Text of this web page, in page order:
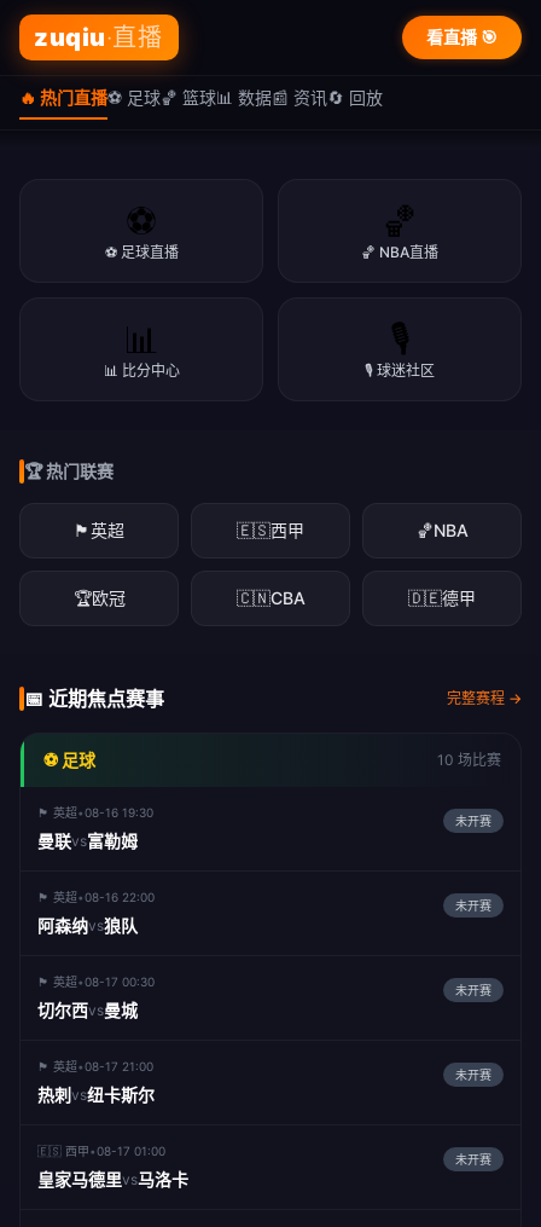
zuqiu·直播 看直播 🎯
🔥 热门直播⚽ 足球🏀 篮球📊 数据📰 资讯 🔄 回放
立即看直播
🏀 篮球盛宴 · NBA/CBA
NBA季后赛、CBA联赛，精彩赛事一网打尽
立即看直播
⚽
⚽ 足球直播
🏀
🏀 NBA直播
📊
📊 比分中心
🎙️
🎙️ 球迷社区
🏆 热门联赛
🏴󠁧󠁢󠁥󠁮󠁧󠁿英超 🇪🇸西甲 🏀NBA
🏆欧冠 🇨🇳CBA 🇩🇪德甲
📅 近期焦点赛事 完整赛程 →
⚽ 足球 10 场比赛
🏴󠁧󠁢󠁥󠁮󠁧󠁿 英超•08-16 19:30
曼联vs富勒姆
未开赛
🏴󠁧󠁢󠁥󠁮󠁧󠁿 英超•08-16 22:00
阿森纳vs狼队
未开赛
🏴󠁧󠁢󠁥󠁮󠁧󠁿 英超•08-17 00:30
切尔西vs曼城
未开赛
🏴󠁧󠁢󠁥󠁮󠁧󠁿 英超•08-17 21:00
热刺 vs纽卡斯尔
未开赛
🇪🇸 西甲•08-17 01:00
皇家马德里vs马洛卡
未开赛